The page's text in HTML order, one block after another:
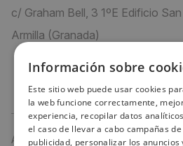
c/ Graham Bell, 3 1ºE Edificio
Armilla (Granada)
Aviso Legal
Información sobre
Este sitio web puede usar cookies
la web funcione correctamente,
experiencia, recopilar datos
el caso de llevar a cabo campañas de
publicidad, personalizar los anuncios